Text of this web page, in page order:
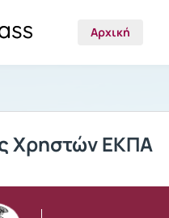
Αρχική
Χρηστών ΕΚΠΑ